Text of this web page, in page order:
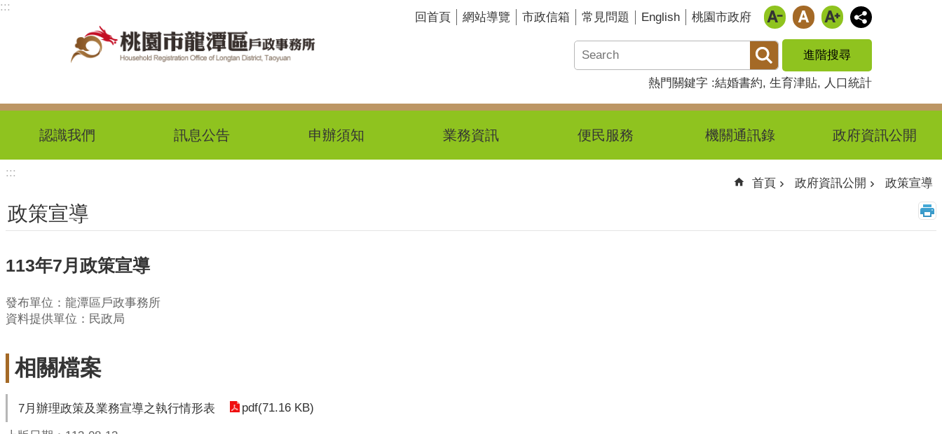
跳到主要內容區塊
:::
回首頁 網站導覽 市政信箱 常見問題 English 桃園市政府
進階搜尋
熱門關鍵字 結婚書約 生育津貼 人口統計
認識我們 訊息公告 申辦須知 業務資訊 便民服務 機關通訊錄 政府資訊公開
:::
首頁 政府資訊公開 政策宣導
政策宣導
113年7月政策宣導
發布單位：龍潭區戶政事務所
資料提供單位：民政局
相關檔案
7月辦理政策及業務宣導之執行情形表 pdf(71.16 KB)